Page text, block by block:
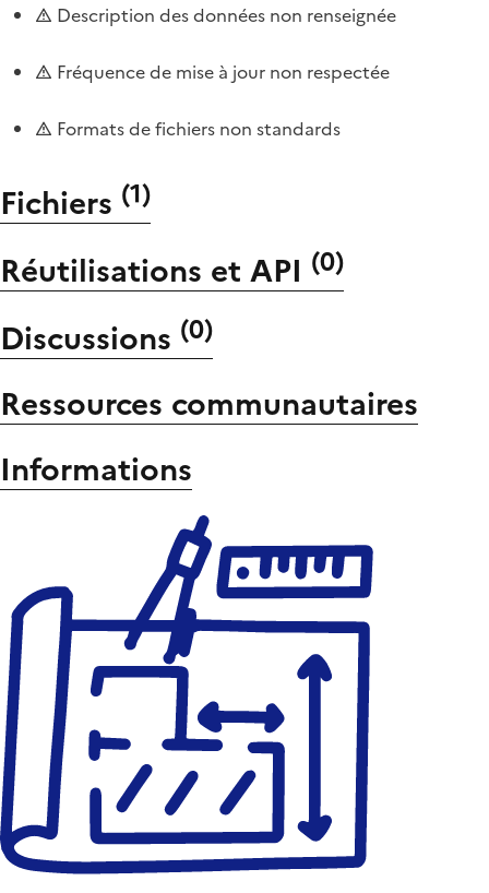
Description des données non renseignée
Fréquence de mise à jour non respectée
Formats de fichiers non standards
Fichiers (1)
Réutilisations et API (0)
Discussions (0)
Ressources communautaires
Informations